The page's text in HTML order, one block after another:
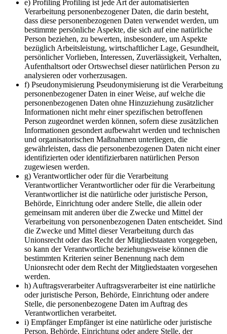
e) Profiling Profiling ist jede Art der automatisierten
Verarbeitung personenbezogener Daten, die darin besteht,
dass diese personenbezogenen Daten verwendet werden, um
bestimmte persönliche Aspekte, die sich auf eine natürliche
Person beziehen, zu bewerten, insbesondere, um Aspekte
bezüglich Arbeitsleistung, wirtschaftlicher Lage, Gesundheit,
persönlicher Vorlieben, Interessen, Zuverlässigkeit, Verhalten,
Aufenthaltsort oder Ortswechsel dieser natürlichen Person zu
analysieren oder vorherzusagen.
f) Pseudonymisierung Pseudonymisierung ist die Verarbeitung
personenbezogener Daten in einer Weise, auf welche die
personenbezogenen Daten ohne Hinzuziehung zusätzlicher
Informationen nicht mehr einer spezifischen betroffenen
Person zugeordnet werden können, sofern diese zusätzlichen
Informationen gesondert aufbewahrt werden und technischen
und organisatorischen Maßnahmen unterliegen, die
gewährleisten, dass die personenbezogenen Daten nicht einer
identifizierten oder identifizierbaren natürlichen Person
zugewiesen werden.
g) Verantwortlicher oder für die Verarbeitung
Verantwortlicher Verantwortlicher oder für die Verarbeitung
Verantwortlicher ist die natürliche oder juristische Person,
Behörde, Einrichtung oder andere Stelle, die allein oder
gemeinsam mit anderen über die Zwecke und Mittel der
Verarbeitung von personenbezogenen Daten entscheidet. Sind
die Zwecke und Mittel dieser Verarbeitung durch das
Unionsrecht oder das Recht der Mitgliedstaaten vorgegeben,
so kann der Verantwortliche beziehungsweise können die
bestimmten Kriterien seiner Benennung nach dem
Unionsrecht oder dem Recht der Mitgliedstaaten vorgesehen
werden.
h) Auftragsverarbeiter Auftragsverarbeiter ist eine natürliche
oder juristische Person, Behörde, Einrichtung oder andere
Stelle, die personenbezogene Daten im Auftrag des
Verantwortlichen verarbeitet.
i) Empfänger Empfänger ist eine natürliche oder juristische
Person, Behörde, Einrichtung oder andere Stelle, der